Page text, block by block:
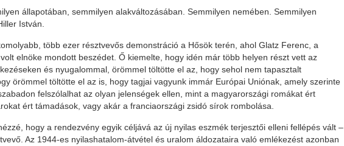
állapotában, semmilyen alakváltozásában. Semmilyen nemében. Semmilyen
István.
több ezer résztvevős demonstráció a Hősök terén, ahol Glatz Ferenc, a
elnöke mondott beszédet. Ő kiemelte, hogy idén már több helyen részt vett az
és nyugalommal, örömmel töltötte el az, hogy sehol nem tapasztalt
örömmel töltötte el az is, hogy tagjai vagyunk immár Európai Uniónak, amely szerinte
felszólalhat az olyan jelenségek ellen, mint a magyarországi romákat ért
ért támadások, vagy akár a franciaországi zsidó sírok rombolása.
hogy a rendezvény egyik céljává az új nyilas eszmék terjesztői elleni fellépés vált –
Az 1944-es nyilashatalom-átvétel és uralom áldozataira való emlékezést azonban